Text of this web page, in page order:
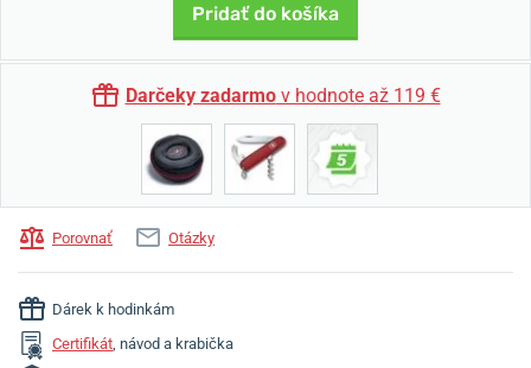
Pridať do košíka
Darčeky zadarmov hodnote až 119 €
Porovnať Otázky
Dárek k hodinkám
Certifikát, návod a krabička